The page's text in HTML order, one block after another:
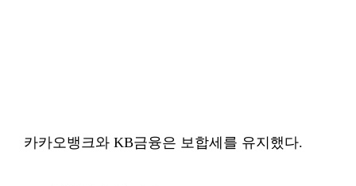
카카오뱅크와 KB금융은 보합세를 유지했다.